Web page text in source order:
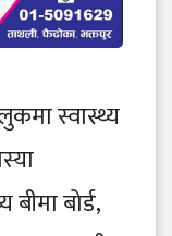
स्वास्थ्य
बोर्ड,